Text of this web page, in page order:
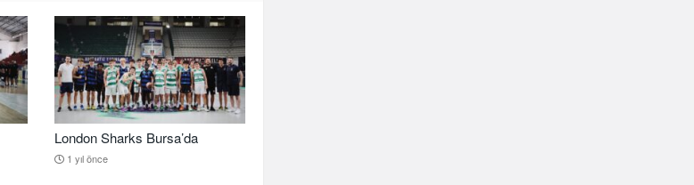
London Sharks Bursa’da
1 yıl önce